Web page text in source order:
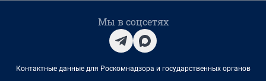
Мы в соцсетях
Контактные данные для Роскомнадзора и государственных органов